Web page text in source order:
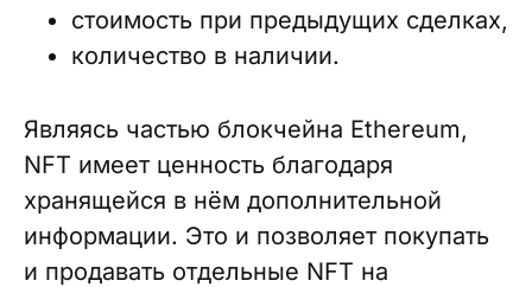
стоимость при предыдущих сделках,
количество в наличии.
Являясь частью блокчейна Ethereum,
NFT имеет ценность благодаря
хранящейся в нём дополнительной
информации. Это и позволяет покупать
и продавать отдельные NFT на